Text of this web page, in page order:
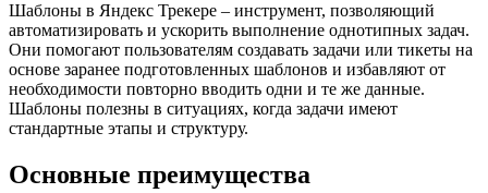
Шаблоны в Яндекс Трекере – инструмент, позволяющий
автоматизировать и ускорить выполнение однотипных задач.
Они помогают пользователям создавать задачи или тикеты на
основе заранее подготовленных шаблонов и избавляют от
необходимости повторно вводить одни и те же данные.
Шаблоны полезны в ситуациях, когда задачи имеют
стандартные этапы и структуру.
Основные преимущества